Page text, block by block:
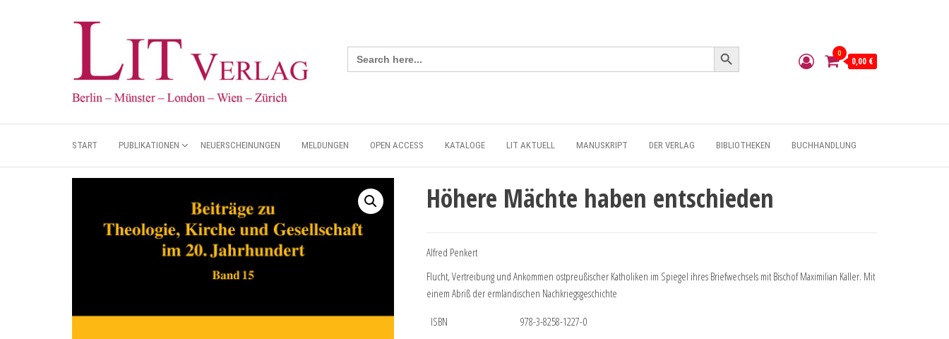
Search
for:
Search Button
0
0,00 €
START PUBLIKATIONEN NEUERSCHEINUNGEN MELDUNGEN OPEN ACCESS KATALOGE LIT AKTUELL MANUSKRIPT DER VERLAG BIBLIOTHEKEN BUCHHANDLUNG
Höhere Mächte haben entschieden
Alfred Penkert
Flucht, Vertreibung und Ankommen ostpreußischer Katholiken im Spiegel ihres Briefwechsels mit Bischof Maximilian Kaller. Mit
einem Abriß der ermländischen Nachkriegsgeschichte
ISBN
978-3-8258-1227-0